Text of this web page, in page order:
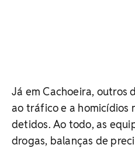
Já em Cachoeira, outros
ao tráfico e a homicídios
detidos. Ao todo, as
drogas, balanças de